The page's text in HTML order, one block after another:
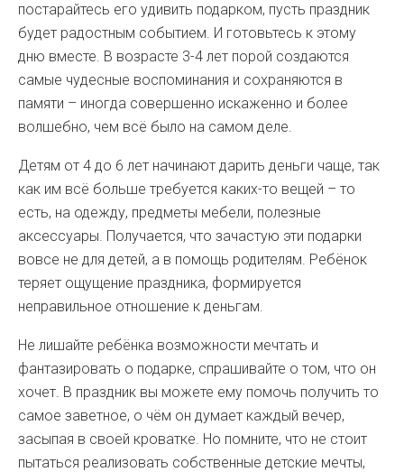
постарайтесь его удивить подарком, пусть праздник
будет радостным событием. И готовьтесь к этому
дню вместе. В возрасте 3-4 лет порой создаются
самые чудесные воспоминания и сохраняются в
памяти – иногда совершенно искаженно и более
волшебно, чем всё было на самом деле.
Детям от 4 до 6 лет начинают дарить деньги чаще, так
как им всё больше требуется каких-то вещей – то
есть, на одежду, предметы мебели, полезные
аксессуары. Получается, что зачастую эти подарки
вовсе не для детей, а в помощь родителям. Ребёнок
теряет ощущение праздника, формируется
неправильное отношение к деньгам.
Не лишайте ребёнка возможности мечтать и
фантазировать о подарке, спрашивайте о том, что он
хочет. В праздник вы можете ему помочь получить то
самое заветное, о чём он думает каждый вечер,
засыпая в своей кроватке. Но помните, что не стоит
пытаться реализовать собственные детские мечты,